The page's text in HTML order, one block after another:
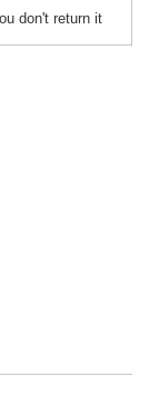
don't return it